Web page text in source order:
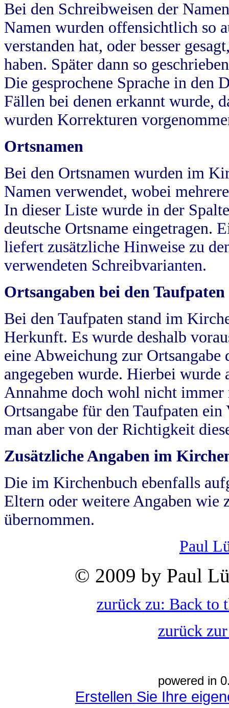
Bei den Schreibweisen der
Namen wurden offensichtlich so
verstanden hat, oder besser
haben. Später dann so
Die gesprochene Sprache in
Fällen bei denen erkannt wurde,
wurden Korrekturen
Ortsnamen
Bei den Ortsnamen wurden im
Namen verwendet, wobei
In dieser Liste wurde in der
deutsche Ortsname eingetragen.
liefert zusätzliche Hinweise zu
verwendeten Schreibvarianten.
Ortsangaben bei den Taufpaten
Bei den Taufpaten stand im
Herkunft. Es wurde deshalb
eine Abweichung zur
angegeben wurde. Hierbei wurde
Annahme doch wohl nicht
Ortsangabe für den Taufpaten
man aber von der Richtigkeit
Zusätzliche Angaben im
Die im Kirchenbuch ebenfalls
Eltern oder weitere Angaben wie
übernommen.
Paul
© 2009 by Paul
zurück zu: Back to
zurück
powered in
Erstellen Sie Ihre